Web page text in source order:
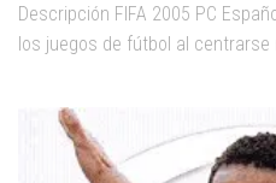
Descripción FIFA 2005 PC
los juegos de fútbol al centrarse